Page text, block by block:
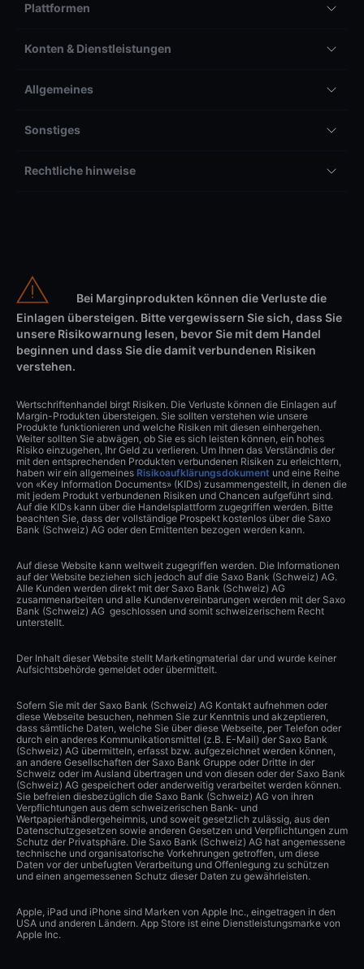
Plattformen
Konten & Dienstleistungen
Allgemeines
Sonstiges
Rechtliche hinweise
Bei Marginprodukten können die Verluste die
Einlagen übersteigen. Bitte vergewissern Sie sich, dass Sie
unsere Risikowarnung lesen, bevor Sie mit dem Handel
beginnen und dass Sie die damit verbundenen Risiken
verstehen.
Wertschriftenhandel birgt Risiken. Die Verluste können die Einlagen auf
Margin-Produkten übersteigen. Sie sollten verstehen wie unsere
Produkte funktionieren und welche Risiken mit diesen einhergehen.
Weiter sollten Sie abwägen, ob Sie es sich leisten können, ein hohes
Risiko einzugehen, Ihr Geld zu verlieren. Um Ihnen das Verständnis der
mit den entsprechenden Produkten verbundenen Risiken zu erleichtern,
haben wir ein allgemeines Risikoaufklärungsdokument und eine Reihe
von «Key Information Documents» (KIDs) zusammengestellt, in denen die
mit jedem Produkt verbundenen Risiken und Chancen aufgeführt sind.
Auf die KIDs kann über die Handelsplattform zugegriffen werden. Bitte
beachten Sie, dass der vollständige Prospekt kostenlos über die Saxo
Bank (Schweiz) AG oder den Emittenten bezogen werden kann.
Auf diese Website kann weltweit zugegriffen werden. Die Informationen
auf der Website beziehen sich jedoch auf die Saxo Bank (Schweiz) AG.
Alle Kunden werden direkt mit der Saxo Bank (Schweiz) AG
zusammenarbeiten und alle Kundenvereinbarungen werden mit der Saxo
Bank (Schweiz) AG geschlossen und somit schweizerischem Recht
unterstellt.
Der Inhalt dieser Website stellt Marketingmaterial dar und wurde keiner
Aufsichtsbehörde gemeldet oder übermittelt.
Sofern Sie mit der Saxo Bank (Schweiz) AG Kontakt aufnehmen oder
diese Webseite besuchen, nehmen Sie zur Kenntnis und akzeptieren,
dass sämtliche Daten, welche Sie über diese Webseite, per Telefon oder
durch ein anderes Kommunikationsmittel (z.B. E-Mail) der Saxo Bank
(Schweiz) AG übermitteln, erfasst bzw. aufgezeichnet werden können,
an andere Gesellschaften der Saxo Bank Gruppe oder Dritte in der
Schweiz oder im Ausland übertragen und von diesen oder der Saxo Bank
(Schweiz) AG gespeichert oder anderweitig verarbeitet werden können.
Sie befreien diesbezüglich die Saxo Bank (Schweiz) AG von ihren
Verpflichtungen aus dem schweizerischen Bank- und
Wertpapierhändlergeheimnis, und soweit gesetzlich zulässig, aus den
Datenschutzgesetzen sowie anderen Gesetzen und Verpflichtungen zum
Schutz der Privatsphäre. Die Saxo Bank (Schweiz) AG hat angemessene
technische und organisatorische Vorkehrungen getroffen, um diese
Daten vor der unbefugten Verarbeitung und Offenlegung zu schützen
und einen angemessenen Schutz dieser Daten zu gewährleisten.
Apple, iPad und iPhone sind Marken von Apple Inc., eingetragen in den
USA und anderen Ländern. App Store ist eine Dienstleistungsmarke von
Apple Inc.